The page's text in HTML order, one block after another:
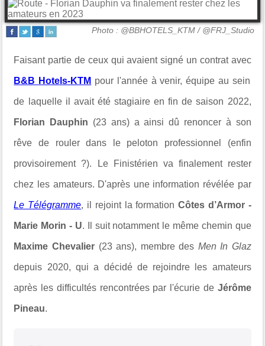
Photo : @BBHOTELS_KTM / @FRJ_Studio
Faisant partie de ceux qui avaient signé un contrat avec
B&B Hotels-KTM pour l'année à venir, équipe au sein
de laquelle il avait été stagiaire en fin de saison 2022,
Florian Dauphin (23 ans) a ainsi dû renoncer à son
rêve de rouler dans le peloton professionnel (enfin
provisoirement ?). Le Finistérien va finalement rester
chez les amateurs. D'après une information révélée par
Le Télégramme, il rejoint la formationCôtes d’Armor -
Marie Morin - U. Il suit notamment le même chemin que
Maxime Chevalier (23 ans), membre des Men In Glaz
depuis 2020, qui a décidé de rejoindre les amateurs
après les difficultés rencontrées par l'écurie deJérôme
Pineau.